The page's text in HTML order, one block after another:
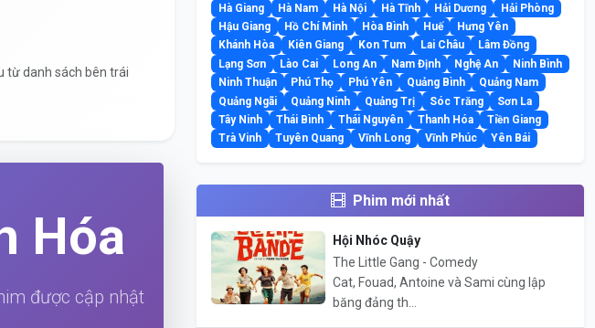
từ danh sách bên trái
Hóa
được cập nhật
Hà Giang
Hà Nam Hà Nội Hà Tĩnh Hải Dương
Hải Phòng
Hậu Giang
Hồ Chí Minh Hòa Bình Huế
Hưng Yên
Khánh Hòa
Kiên Giang Kon Tum Lai Châu
Lâm Đồng
Lạng Sơn
Lào Cai Long An Nam Định Nghệ An
Ninh Bình
Ninh Thuận
Phú Thọ Phú Yên Quảng Bình
Quảng Nam
Quảng Ngãi
Quảng Ninh Quảng Trị Sóc Trăng
Sơn La
Tây Ninh
Thái Bình Thái Nguyên Thanh Hóa
Tiền Giang
Trà Vinh
Tuyên Quang Vĩnh Long Vĩnh Phúc Yên Bái
Phim mới nhất
Hội Nhóc Quậy
The Little Gang - Comedy
Cat, Fouad, Antoine và Sami cùng lập
băng đảng th...